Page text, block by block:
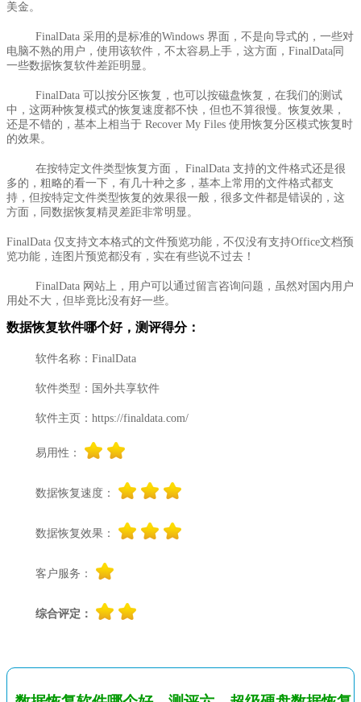
美金。
FinalData 采用的是标准的Windows 界面，不是向导式的，一些对
电脑不熟的用户，使用该软件，不太容易上手，这方面，FinalData同
一些数据恢复软件差距明显。
FinalData 可以按分区恢复，也可以按磁盘恢复，在我们的测试
中，这两种恢复模式的恢复速度都不快，但也不算很慢。恢复效果，
还是不错的，基本上相当于 Recover My Files 使用恢复分区模式恢复时
的效果。
在按特定文件类型恢复方面， FinalData 支持的文件格式还是很
多的，粗略的看一下，有几十种之多，基本上常用的文件格式都支
持，但按特定文件类型恢复的效果很一般，很多文件都是错误的，这
方面，同数据恢复精灵差距非常明显。
FinalData 仅支持文本格式的文件预览功能，不仅没有支持Office文档预
览功能，连图片预览都没有，实在有些说不过去！
FinalData 网站上，用户可以通过留言咨询问题，虽然对国内用户
用处不大，但毕竟比没有好一些。
数据恢复软件哪个好，测评得分：
软件名称：FinalData
软件类型：国外共享软件
软件主页：https://finaldata.com/
易用性：
数据恢复速度：
数据恢复效果：
客户服务：
综合评定：